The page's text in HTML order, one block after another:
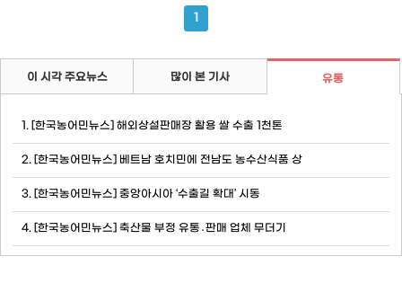
된 사업은 ▲농업 AX 글로벌 비즈니스센터(총사업비 450억 원) ▲농업
1
이 시각 주요뉴스 많이 본 기사 유통
1. [한국농어민뉴스] 해외상설판매장 활용 쌀 수출 1천톤
2. [한국농어민뉴스] 베트남 호치민에 전남도 농수산식품 상
3. [한국농어민뉴스] 중앙아시아 ‘수출길 확대’ 시동
4. [한국농어민뉴스] 축산물 부정 유통․판매 업체 무더기